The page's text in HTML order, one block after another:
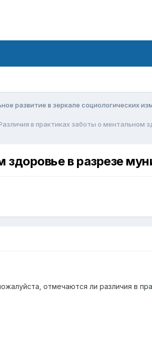
развитие в зеркале социологических
в практиках заботы о ментальном
в разрезе
отмечаются ли различия в